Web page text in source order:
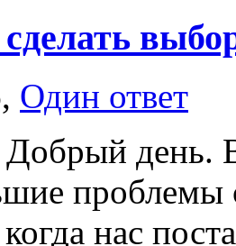
Один ответ
день.
проблемы
когда нас